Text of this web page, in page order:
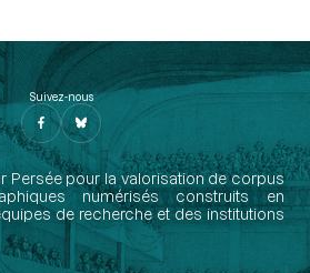
Suivez-nous
Persée pour la valorisation de corpus
numérisés construits en
de recherche et des institutions